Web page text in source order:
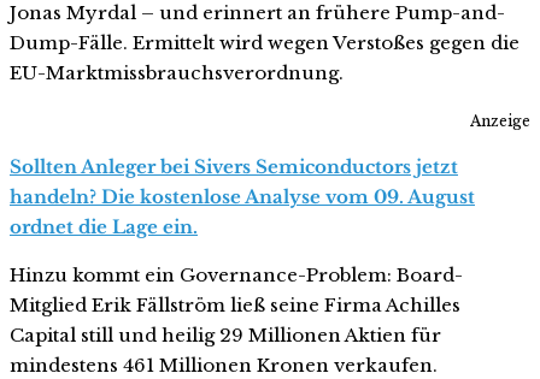
Jonas Myrdal – und erinnert an frühere Pump-and-
Dump-Fälle. Ermittelt wird wegen Verstoßes gegen die
EU-Marktmissbrauchsverordnung.
Anzeige
Sollten Anleger bei Sivers Semiconductors jetzt
handeln? Die kostenlose Analyse vom 09. August
ordnet die Lage ein.
Hinzu kommt ein Governance-Problem: Board-
Mitglied Erik Fällström ließ seine Firma Achilles
Capital still und heilig 29 Millionen Aktien für
mindestens 461 Millionen Kronen verkaufen.